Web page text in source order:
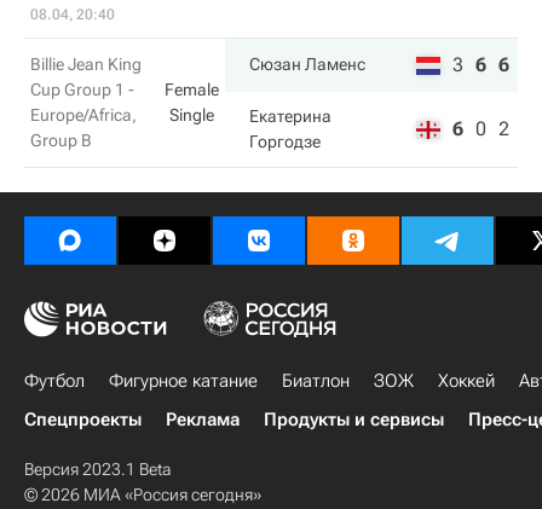
08.04, 20:40
Billie Jean King
Cup Group 1 -
Europe/Africa,
Group B
Female
Single
Сюзан Ламенс 3 6 6
Екатерина
Горгодзе
6 0 2
Футбол Фигурное катание Биатлон ЗОЖ Хоккей
Спецпроекты
Реклама Продукты и сервисы Пресс-
Версия 2023.1 Beta
© 2026 МИА «Россия сегодня»